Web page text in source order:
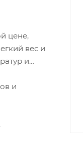
цене,
вес и
и
и